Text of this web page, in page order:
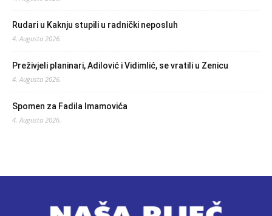
Rudari u Kaknju stupili u radnički neposluh
4. Augusta 2026.
Preživjeli planinari, Adilović i Vidimlić, se vratili u Zenicu
4. Augusta 2026.
Spomen za Fadila Imamovića
4. Augusta 2026.